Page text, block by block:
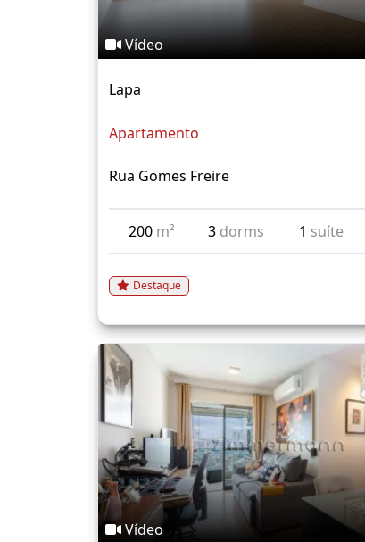
Vídeo
Lapa
Apartamento
Rua Gomes Freire
200 m² 3 dorms 1 suíte
Destaque
Vídeo